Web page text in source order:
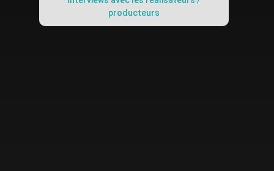
producteurs